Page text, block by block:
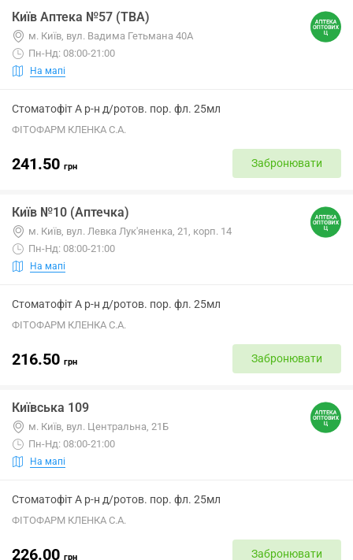
Київ Аптека №57 (ТВА)
м. Київ, вул. Вадима Гетьмана 40А
Пн-Нд: 08:00-21:00
На мапі
Стоматофіт А р-н д/ротов. пор. фл. 25мл
ФІТОФАРМ КЛЕНКА С.А.
241.50 грн Забронювати
Київ №10 (Аптечка)
м. Київ, вул. Левка Лук'яненка, 21, корп. 14
Пн-Нд: 08:00-21:00
На мапі
Стоматофіт А р-н д/ротов. пор. фл. 25мл
ФІТОФАРМ КЛЕНКА С.А.
216.50 грн Забронювати
Київська 109
м. Київ, вул. Центральна, 21Б
Пн-Нд: 08:00-21:00
На мапі
Стоматофіт А р-н д/ротов. пор. фл. 25мл
ФІТОФАРМ КЛЕНКА С.А.
226.00 грн Забронювати